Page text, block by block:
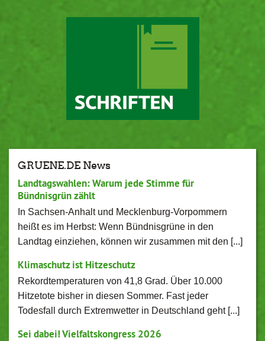
GRUENE.DE News
Landtagswahlen: Warum jede Stimme für
Bündnisgrün zählt
In Sachsen-Anhalt und Mecklenburg-Vorpommern
heißt es im Herbst: Wenn Bündnisgrüne in den
Landtag einziehen, können wir zusammen mit den [...]
Klimaschutz ist Hitzeschutz
Rekordtemperaturen von 41,8 Grad. Über 10.000
Hitzetote bisher in diesen Sommer. Fast jeder
Todesfall durch Extremwetter in Deutschland geht [...]
Sei dabei! Vielfaltskongress 2026